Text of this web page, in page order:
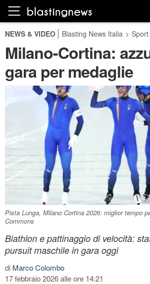
NEWS & VIDEO Blasting News Italia > Sport
Milano-Cortina:
gara per medaglie
Pista Lunga, Milano Cortina 2026: miglior tempo
Commons
Biathlon e pattinaggio di velocità:
pursuit maschile in gara oggi
di Marco Colombo
17 febbraio 2026 alle ore 14:21